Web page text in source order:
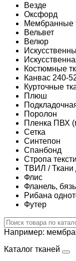
Везде
Оксфорд
Мембранные
Вельвет
Велюр
Костюмные
Канвас 240-
Курточные
Плюш
Поролон
Пленка ПВХ
Сетка
Синтепон
Спанбонд
Стропа
ТВИЛ / Ткани
Флис
Фланель,
Рибана
Футер
Например:
Каталог тканей